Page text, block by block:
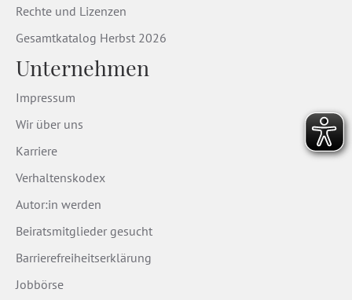
Rechte und Lizenzen
Gesamtkatalog Herbst 2026
Unternehmen
Impressum
Wir über uns
Karriere
Verhaltenskodex
Autor:in werden
Beiratsmitglieder gesucht
Barrierefreiheitserklärung
Jobbörse